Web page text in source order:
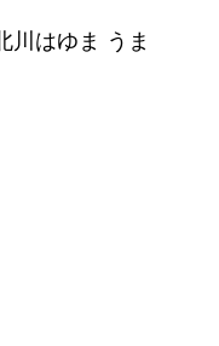
川はゆま うま